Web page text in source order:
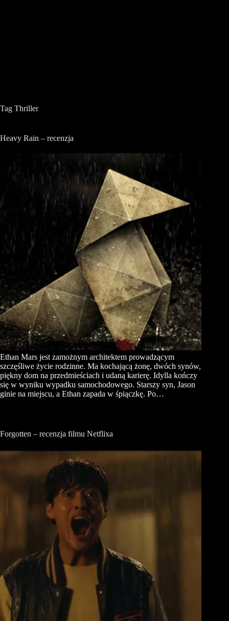
Tag Thriller
Heavy Rain – recenzja
Ethan Mars jest zamożnym architektem prowadzącym
szczęśliwe życie rodzinne. Ma kochającą żonę, dwóch synów,
piękny dom na przedmieściach i udaną karierę. Idylla kończy
się w wyniku wypadku samochodowego. Starszy syn, Jason
ginie na miejscu, a Ethan zapada w śpiączkę. Po…
Forgotten – recenzja filmu Netflixa